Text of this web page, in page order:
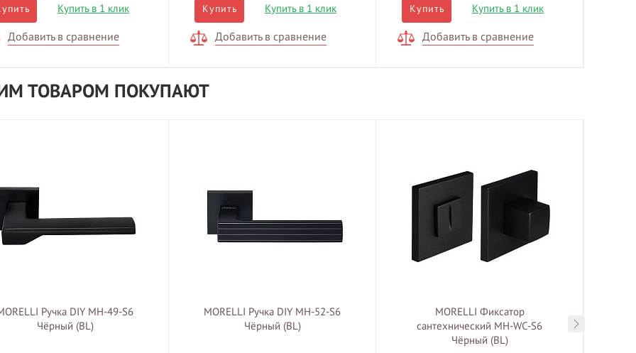
Купить в 1 клик
Добавить в сравнение
Купить Купить в 1 клик
Добавить в сравнение
Купить Купить в 1 клик
Добавить в сравнение
ТОВАРОМ ПОКУПАЮТ
Ручка DIY MH-49-S6
Чёрный (BL)
MORELLI Ручка DIY MH-52-S6
Чёрный (BL)
MORELLI Фиксатор
сантехнический MH-WC-S6
Чёрный (BL)